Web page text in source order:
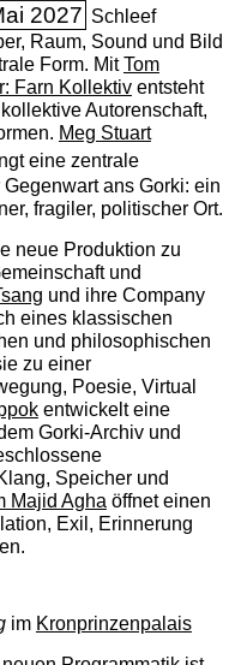
2027 Schleef
Raum, Sound und Bild
Form. MitTom
Farn Kollektiventsteht
Autorenschaft,
Meg Stuart
eine zentrale
ans Gorki: ein
fragiler, politischer Ort.
neue Produktion zu
und
und ihre Company
eines klassischen
und philosophischen
zu einer
Poesie, Virtual
entwickelt eine
Gorki-Archiv und
Speicher und
Majid Aghaöffnet einen
Exil, Erinnerung
im Kronprinzenpalais